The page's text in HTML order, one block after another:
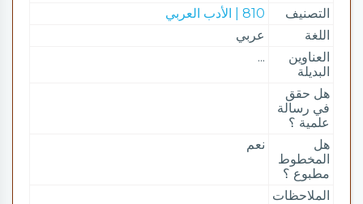
التصنيف
810 | الأدب العربي
اللغة
عربي
العناوين
البديلة
...
هل حقق
في رسالة
علمية ؟
هل
المخطوط
مطبوع ؟
نعم
الملاحظات